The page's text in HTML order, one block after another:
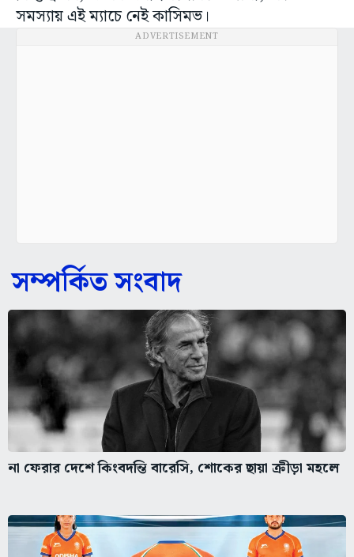
সমস্যায় এই ম্যাচে নেই কাসিমভ।
ADVERTISEMENT
সম্পর্কিত সংবাদ
না ফেরার দেশে কিংবদন্তি বারেসি, শোকের ছায়া ক্রীড়া মহলে